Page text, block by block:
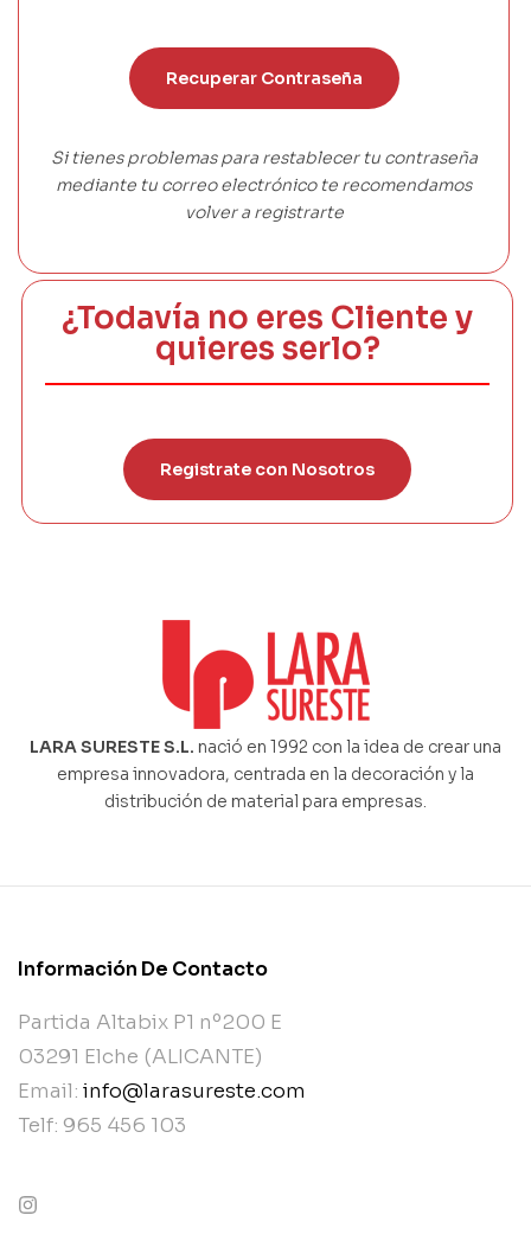
Recuperar Contraseña
Si tienes problemas para restablecer tu contraseña
mediante tu correo electrónico te recomendamos
volver a registrarte
¿Todavía no eres Cliente y
quieres serlo?
Registrate con Nosotros
LARA SURESTE S.L. nació en 1992 con la idea de crear una
empresa innovadora, centrada en la decoración y la
distribución de material para empresas.
Información De Contacto
Partida Altabix P1 nº200 E
03291 Elche (ALICANTE)
Email: info@larasureste.com
Telf: 965 456 103